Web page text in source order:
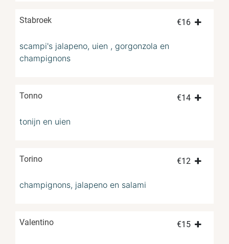
Stabroek €16
scampi's jalapeno, uien , gorgonzola en
champignons
Tonno €14
tonijn en uien
Torino €12
champignons, jalapeno en salami
Valentino €15